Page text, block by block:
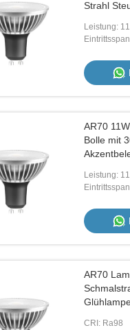
Strahl
Leistung:
AR70
Bolle mit
Leistung:
AR70
CRI: Ra98